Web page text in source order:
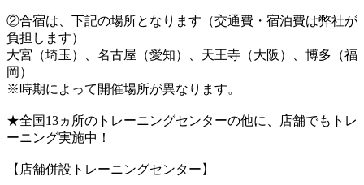
②合宿は、下記の場所となります（交通費・宿泊費は弊社が
負担します）
大宮（埼玉）、名古屋（愛知）、天王寺（大阪）、博多（福
岡）
※時期によって開催場所が異なります。
★全国13ヵ所のトレーニングセンターの他に、店舗でもトレ
ーニング実施中！
【店舗併設トレーニングセンター】